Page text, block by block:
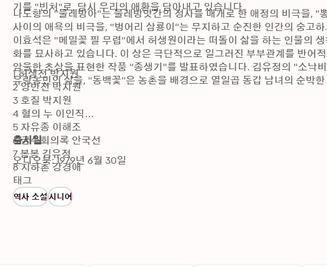
기를 "빈처"로, 당시 우리의 애환을 담아내고 있습니다.
나도향의 "물레방아"는 물레방앗간의 정사를 매개로 한 애정의 비극을, "
사이의 애욕의 비극을, "벙어리 삼룡이"는 무지하고 순진한 인간의 숭고
이효석은 "메밀꽃 필 무렵"에서 허생원이라는 떠돌이 삶을 하는 인물의
화를 묘사하고 있습니다. 이 상은 극단적으로 일그러진 부부관계를 반어
암울한 초상을 표현한 작품 "종생기"를 발표하였습니다. 김유정의 "소낙
유랑농민의 삶을, "동백꽃"은 농촌을 배경으로 열일곱 동갑 남녀의 순박
1 허생전 박지원
2 양반전 박지원
3 호질 박지원
4 혈의 누 이인직
5 자유종 이해조
6 금수회의록 안국선
7 봄봄 김유정
8 지하촌 강경애
9 꿈하늘 신채호
10 함박눈 김소월
11 탈출기 최서해
출시일
오디오북: 1979년 6월 30일
태그
역사 소설시니어